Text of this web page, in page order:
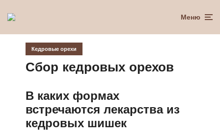
Меню
Кедровые орехи
Сбор кедровых орехов
В каких формах
встречаются лекарства из
кедровых шишек